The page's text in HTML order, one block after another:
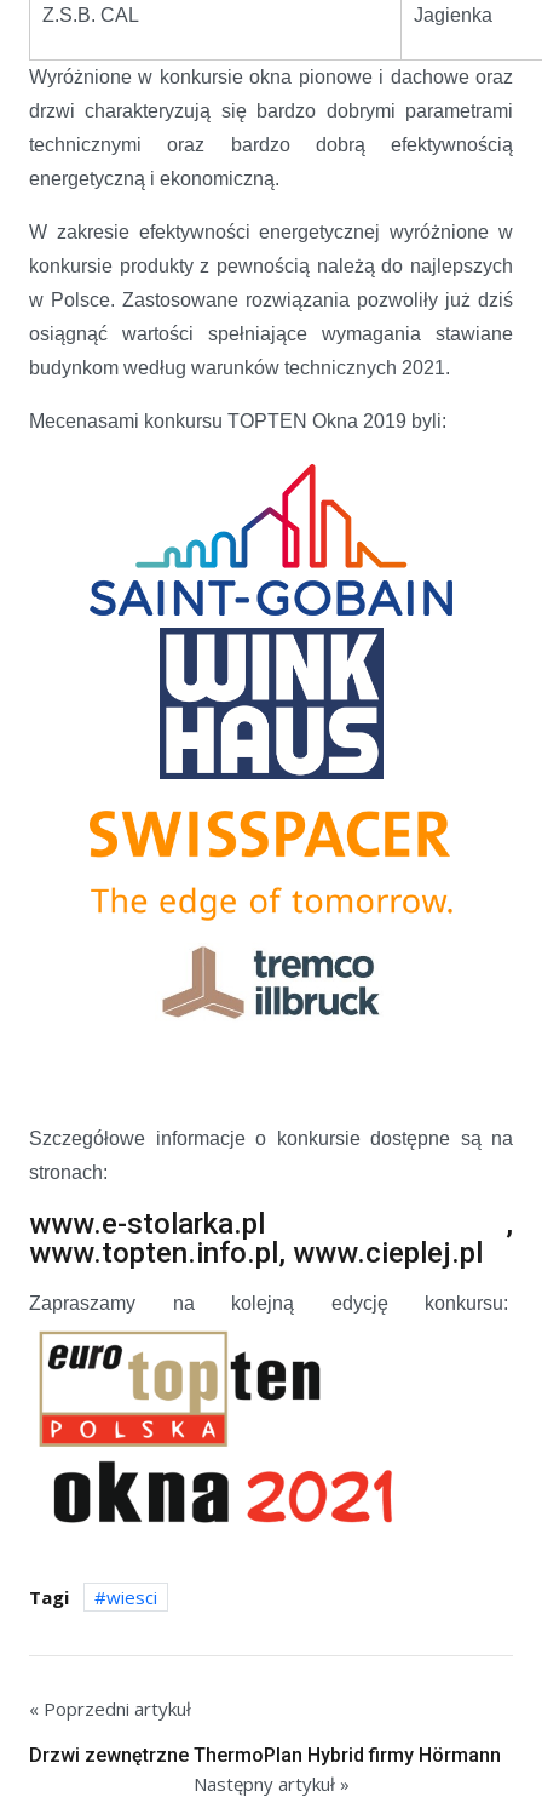
Z.S.B. CAL Jagienka
Wyróżnione w konkursie okna pionowe i dachowe oraz
drzwi charakteryzują się bardzo dobrymi parametrami
technicznymi oraz bardzo dobrą efektywnością
energetyczną i ekonomiczną.
W zakresie efektywności energetycznej wyróżnione w
konkursie produkty z pewnością należą do najlepszych
w Polsce. Zastosowane rozwiązania pozwoliły już dziś
osiągnąć wartości spełniające wymagania stawiane
budynkom według warunków technicznych 2021.
Mecenasami konkursu TOPTEN Okna 2019 byli:
Szczegółowe informacje o konkursie dostępne są na
stronach:
www.e-stolarka.pl ,
www.topten.info.pl, www.cieplej.pl
Zapraszamy na kolejną edycję konkursu:
Tagi wiesci
« Poprzedni artykuł
Drzwi zewnętrzne ThermoPlan Hybrid firmy Hörmann
Następny artykuł »